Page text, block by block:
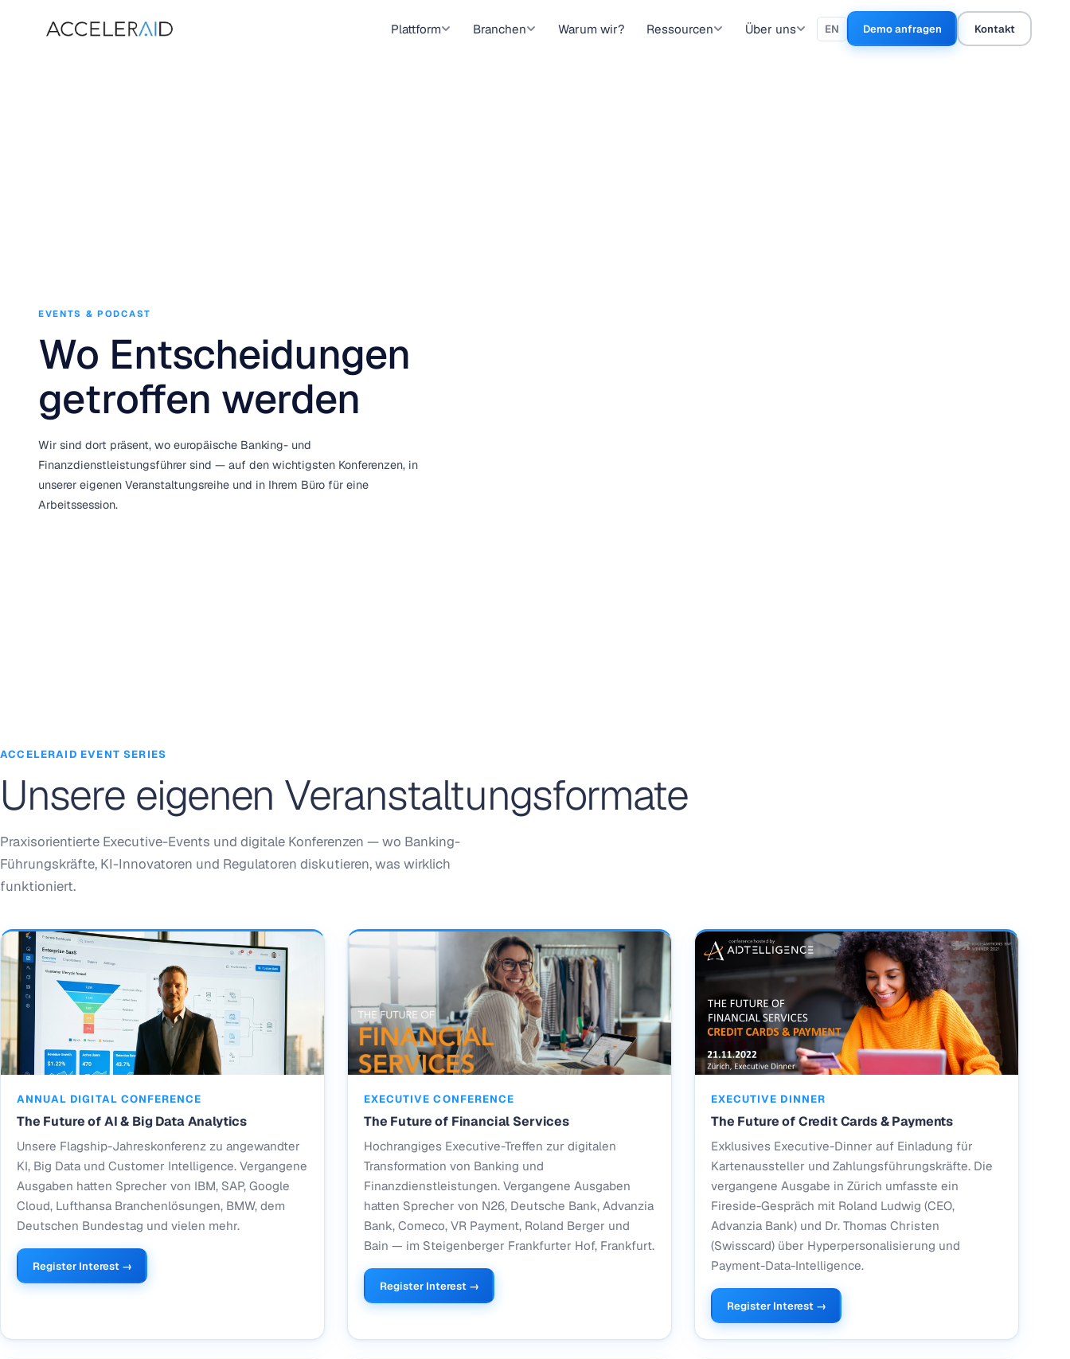
Plattform Branchen Warum wir? Ressourcen Über uns EN Demo anfragen Kontakt
EVENTS & PODCAST
Wo Entscheidungen
getroffen werden
Wir sind dort präsent, wo europäische Banking- und
Finanzdienstleistungsführer sind — auf den wichtigsten Konferenzen, in
unserer eigenen Veranstaltungsreihe und in Ihrem Büro für eine
Arbeitssession.
ACCELERAID EVENT SERIES
Unsere eigenen Veranstaltungsformate
Praxisorientierte Executive-Events und digitale Konferenzen — wo Banking-
Führungskräfte, KI-Innovatoren und Regulatoren diskutieren, was wirklich
funktioniert.
ANNUAL DIGITAL CONFERENCE
The Future of AI & Big Data Analytics
Unsere Flagship-Jahreskonferenz zu angewandter
KI, Big Data und Customer Intelligence. Vergangene
Ausgaben hatten Sprecher von IBM, SAP, Google
Cloud, Lufthansa Branchenlösungen, BMW, dem
Deutschen Bundestag und vielen mehr.
Register Interest →
EXECUTIVE CONFERENCE
The Future of Financial Services
Hochrangiges Executive-Treffen zur digitalen
Transformation von Banking und
Finanzdienstleistungen. Vergangene Ausgaben
hatten Sprecher von N26, Deutsche Bank, Advanzia
Bank, Comeco, VR Payment, Roland Berger und
Bain — im Steigenberger Frankfurter Hof, Frankfurt.
Register Interest →
EXECUTIVE DINNER
The Future of Credit Cards & Payments
Exklusives Executive-Dinner auf Einladung für
Kartenaussteller und Zahlungsführungskräfte. Die
vergangene Ausgabe in Zürich umfasste ein
Fireside-Gespräch mit Roland Ludwig (CEO,
Advanzia Bank) und Dr. Thomas Christen
(Swisscard) über Hyperpersonalisierung und
Payment-Data-Intelligence.
Register Interest →